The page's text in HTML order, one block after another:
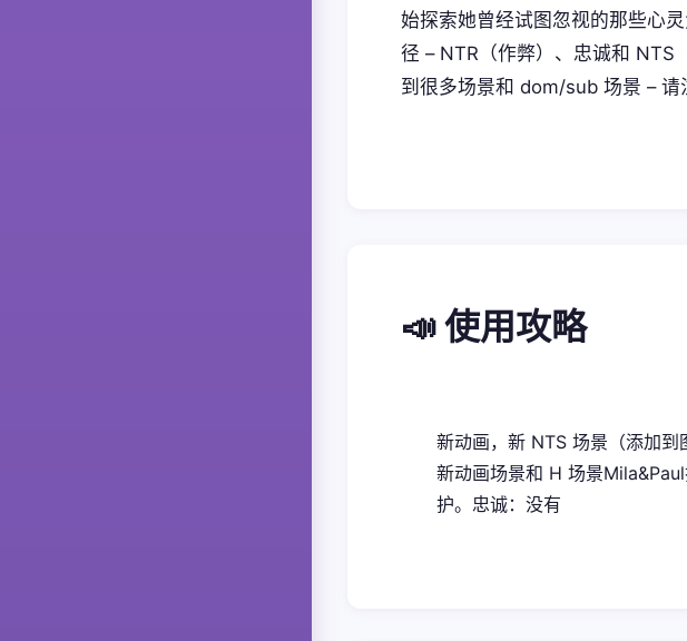
始探索她曾经试图忽视的那些心
径 – NTR（作弊）、忠诚和 NTS
到很多场景和 dom/sub 场景 – 请
📣 使用攻略
新动画，新 NTS 场景（添加
新动画场景和 H 场景
护。忠诚：没有